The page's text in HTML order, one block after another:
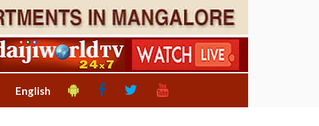
English